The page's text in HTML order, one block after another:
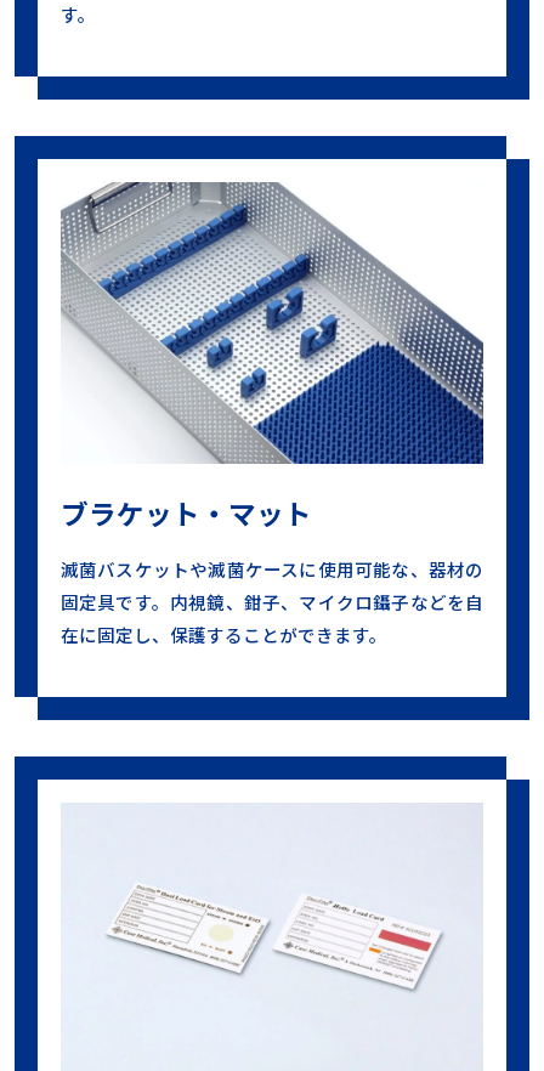
す。
ブラケット・マット
滅菌バスケットや滅菌ケースに使用可能な、器材の
固定具です。内視鏡、鉗子、マイクロ鑷子などを自
在に固定し、保護することができます。